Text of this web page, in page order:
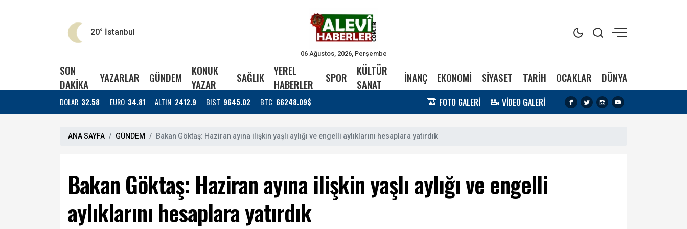
20° İstanbul
06 Ağustos, 2026, Perşembe
SON
DAKİKA
YAZARLAR GÜNDEM
KONUK
YAZAR
SAĞLIK
YEREL
HABERLER
SPOR
KÜLTÜR
SANAT
İNANÇ EKONOMİ SİYASET TARİH OCAKLAR DÜNYA
DOLAR 32.58 EURO 34.81 ALTIN 2412.9 BIST 9645.02 BTC 66248.09$ FOTO GALERİ VİDEO GALERİ
ANA SAYFA GÜNDEM Bakan Göktaş: Haziran ayına ilişkin yaşlı aylığı ve engelli aylıklarını hesaplara yatırdık
Bakan Göktaş: Haziran ayına ilişkin yaşlı aylığı ve engelli
aylıklarını hesaplara yatırdık